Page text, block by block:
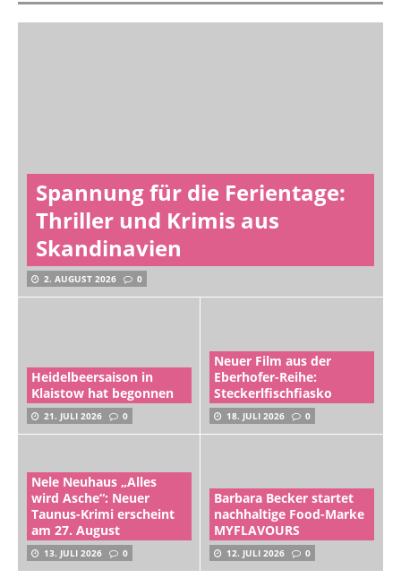
Spannung für die Ferientage:
Thriller und Krimis aus
Skandinavien
2. AUGUST 2026 0
Heidelbeersaison in
Klaistow hat begonnen
21. JULI 2026 0
Neuer Film aus der
Eberhofer-Reihe:
Steckerlfischfiasko
18. JULI 2026 0
Nele Neuhaus „Alles
wird Asche“: Neuer
Taunus-Krimi erscheint
am 27. August
13. JULI 2026 0
Barbara Becker startet
nachhaltige Food-Marke
MYFLAVOURS
12. JULI 2026 0